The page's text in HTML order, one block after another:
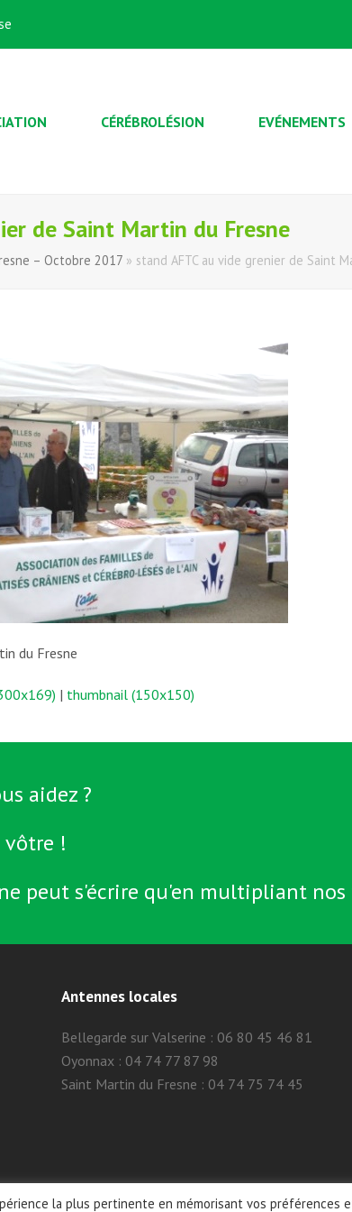
CÉRÉBROLÉSION EVÉNEMENTS
de Saint Martin du Fresne
– Octobre 2017 » stand AFTC au vide grenier de Saint
du Fresne
| thumbnail (150x150)
aidez ?
!
peut s'écrire qu'en multipliant nos
Antennes locales
Bellegarde sur Valserine : 06 80 45 46 81
Oyonnax : 04 74 77 87 98
Saint Martin du Fresne : 04 74 75 74 45
la plus pertinente en mémorisant vos préférences